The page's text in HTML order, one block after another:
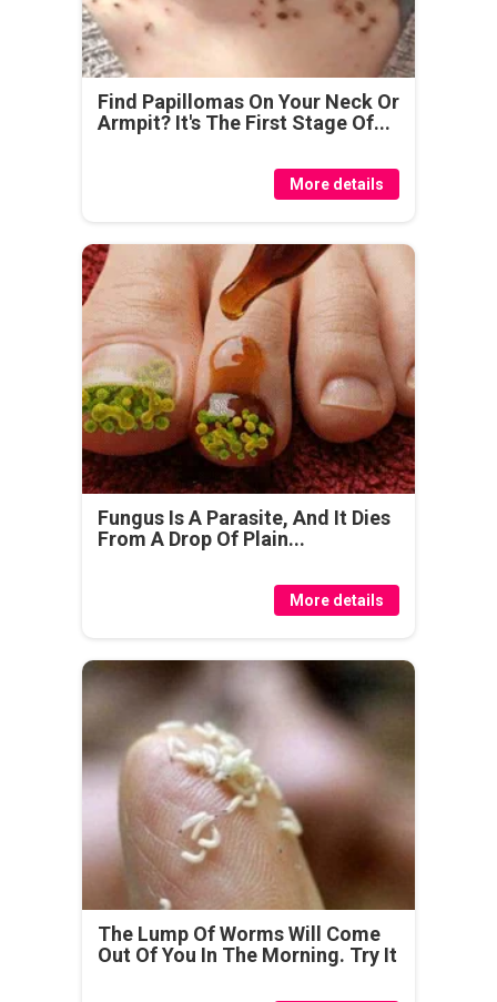
Find Papillomas On Your Neck Or
Armpit? It's The First Stage Of...
More details
Fungus Is A Parasite, And It Dies
From A Drop Of Plain...
More details
The Lump Of Worms Will Come
Out Of You In The Morning. Try It